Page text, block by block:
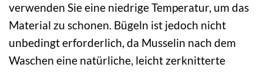
verwenden Sie eine niedrige Temperatur, um das
Material zu schonen. Bügeln ist jedoch nicht
unbedingt erforderlich, da Musselin nach dem
Waschen eine natürliche, leicht zerknitterte